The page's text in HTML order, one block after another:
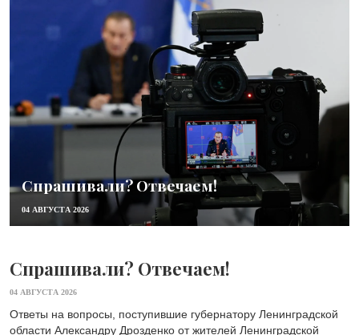
Спрашивали? Отвечаем!
04 АВГУСТА 2026
Спрашивали? Отвечаем!
04 АВГУСТА 2026
Ответы на вопросы, поступившие губернатору Ленинградской
области Александру Дрозденко от жителей Ленинградской